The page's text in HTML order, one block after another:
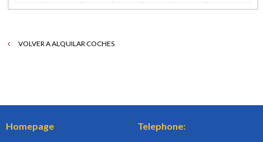
VOLVER A ALQUILAR COCHES
Homepage Telephone: